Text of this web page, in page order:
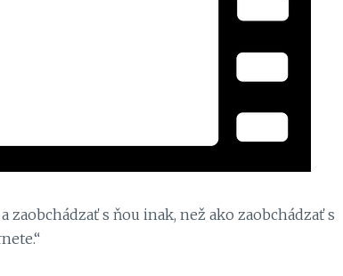
s ňou inak, než ako zaobchádzať s